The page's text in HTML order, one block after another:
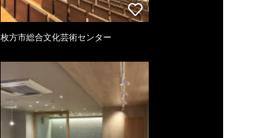
枚方市総合文化芸術センター